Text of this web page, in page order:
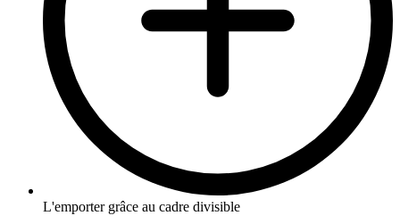
L'emporter grâce au cadre divisible